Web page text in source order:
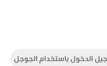
الدخول باستخدام الجوجل